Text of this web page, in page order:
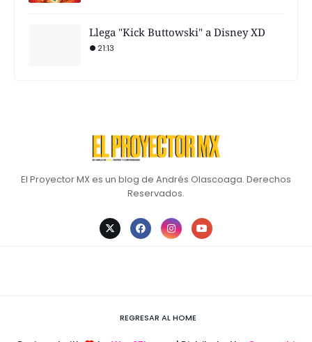
Llega "Kick Buttowski" a Disney XD
21:13
El Proyector MX es un blog de Andrés Olascoaga. Derechos
Reservados.
REGRESAR AL HOME